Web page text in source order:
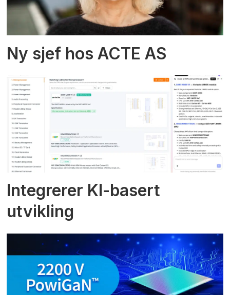
Ny sjef hos ACTE AS
Integrerer KI-basert
utvikling